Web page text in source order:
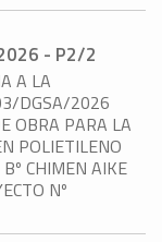
- P2/2
A LA
DGSA/2026
OBRA PARA LA
POLIETILENO
CHIMEN AIKE
Nº